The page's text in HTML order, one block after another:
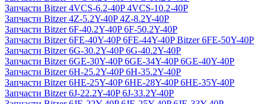
Запчасти Bitzer 4VCS-6.2-40P 4VCS-10.2-40P
Запчасти Bitzer 4Z-5.2Y-40P 4Z-8.2Y-40P
Запчасти Bitzer 6F-40.2Y-40P 6F-50.2Y-40P
Запчасти Bitzer 6FE-40Y-40P 6FE-44Y-40P Bitzer 6FE-50Y-40P
Запчасти Bitzer 6G-30.2Y-40P 6G-40.2Y-40P
Запчасти Bitzer 6GE-30Y-40P 6GE-34Y-40P 6GE-40Y-40P
Запчасти Bitzer 6H-25.2Y-40P 6H-35.2Y-40P
Запчасти Bitzer 6HE-25Y-40P 6HE-28Y-40P 6HE-35Y-40P
Запчасти Bitzer 6J-22.2Y-40P 6J-33.2Y-40P